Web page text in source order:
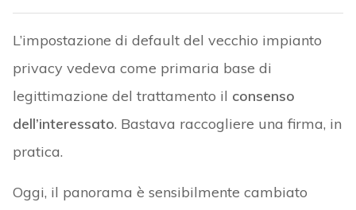
L’impostazione di default del vecchio impianto
privacy vedeva come primaria base di
legittimazione del trattamento il consenso
dell’interessato. Bastava raccogliere una firma, in
pratica.
Oggi, il panorama è sensibilmente cambiato